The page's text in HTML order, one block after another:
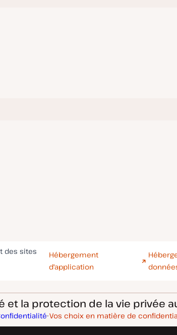
des sites
Hébergement
d'application
et la protection de la vie privée
Vos choix en matière de